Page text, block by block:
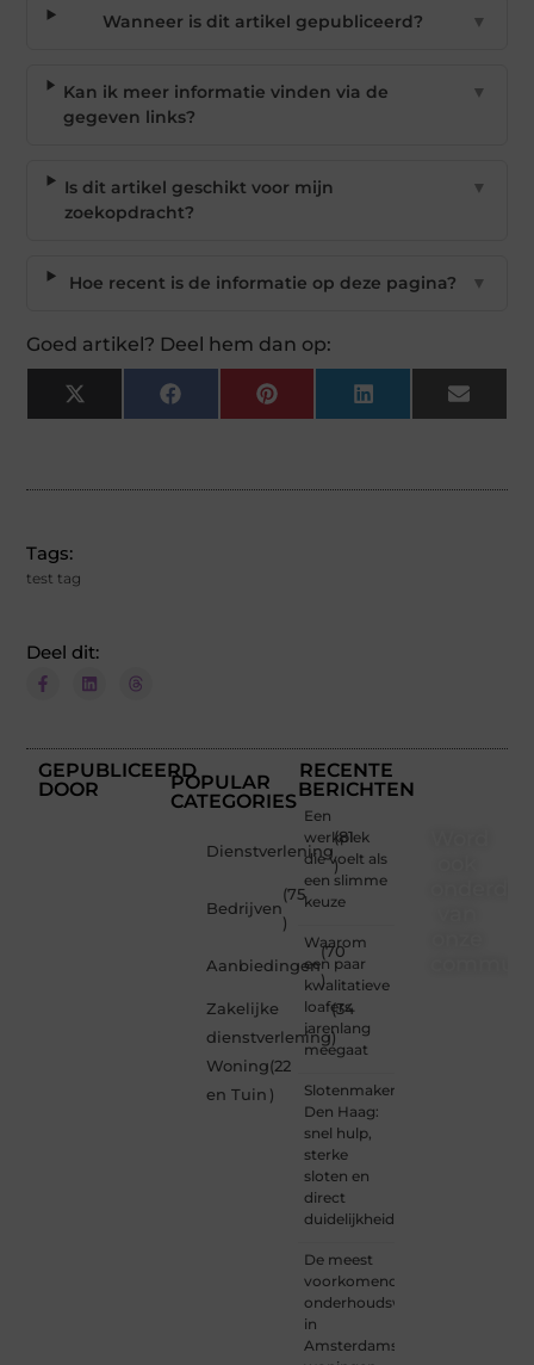
Wanneer is dit artikel gepubliceerd? ▼
Kan ik meer informatie vinden via de
gegeven links?
▼
Is dit artikel geschikt voor mijn
zoekopdracht?
▼
Hoe recent is de informatie op deze pagina? ▼
Goed artikel? Deel hem dan op:
X
(Twitter)
Facebook Pinterest LinkedIn Email
Tags:
test tag
Deel dit:
GEPUBLICEERD
DOOR
POPULAR
CATEGORIES
Dienstverlening
(81
)
Bedrijven
(75
)
Aanbiedingen
(70
)
Zakelijke
dienstverlening
(34
)
Woning
en Tuin
(22
)
RECENTE
BERICHTEN
Een
werkplek
die voelt als
een slimme
keuze
Waarom
een paar
kwalitatieve
loafers
jarenlang
meegaat
Slotenmaker
Den Haag:
snel hulp,
sterke
sloten en
direct
duidelijkheid
De meest
voorkomende
onderhoudswerkzaamheden
in
Amsterdamse